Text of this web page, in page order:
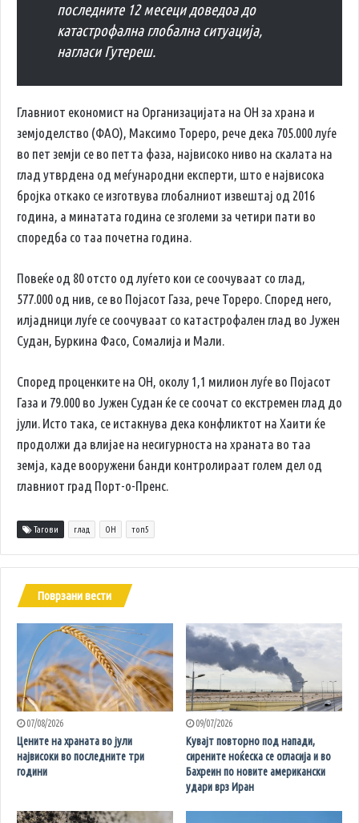
последните 12 месеци доведоа до
катастрофална глобална ситуација,
нагласи Гутереш.
Главниот економист на Организацијата на ОН за храна и
земјоделство (ФАО), Максимо Тореро, рече дека 705.000 луѓе
во пет земји се во петта фаза, највисоко ниво на скалата на
глад утврдена од меѓународни експерти, што е највисока
бројка откако се изготвува глобалниот извештај од 2016
година, а минатата година се зголеми за четири пати во
споредба со таа почетна година.
Повеќе од 80 отсто од луѓето кои се соочуваат со глад,
577.000 од нив, се во Појасот Газа, рече Тореро. Според него,
илјадници луѓе се соочуваат со катастрофален глад во Јужен
Судан, Буркина Фасо, Сомалија и Мали.
Според проценките на ОН, околу 1,1 милион луѓе во Појасот
Газа и 79.000 во Јужен Судан ќе се соочат со екстремен глад до
јули. Исто така, се истакнува дека конфликтот на Хаити ќе
продолжи да влијае на несигурноста на храната во таа
земја, каде вооружени банди контролираат голем дел од
главниот град Порт-о-Пренс.
Тагови глад ОН топ5
Поврзани вести
07/08/2026
Цените на храната во јули
највисоки во последните три
години
09/07/2026
Кувајт повторно под напади,
сирените ноќеска се огласија и во
Бахреин по новите американски
удари врз Иран